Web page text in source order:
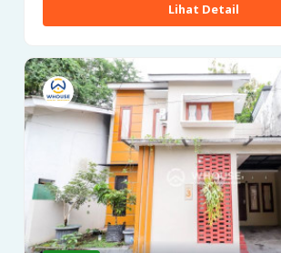
Lihat Detail